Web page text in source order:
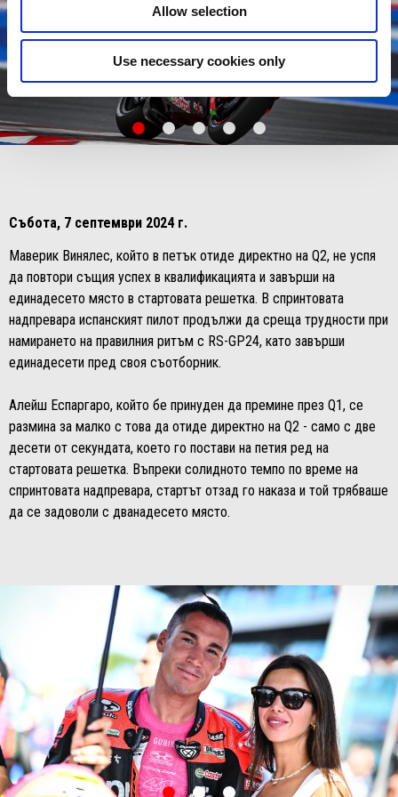
Allow selection
Use necessary cookies only
item
item
1
item
2
item
3
Item
Item
Събота, 7 септември 2024 г.
Маверик Винялес, който в петък отиде директно на Q2, не успя
да повтори същия успех в квалификацията и завърши на
единадесето място в стартовата решетка. В спринтовата
надпревара испанският пилот продължи да среща трудности при
намирането на правилния ритъм с RS-GP24, като завърши
единадесети пред своя съотборник.
Алейш Еспаргаро, който бе принуден да премине през Q1, се
размина за малко с това да отиде директно на Q2 - само с две
десети от секундата, което го постави на петия ред на
стартовата решетка. Въпреки солидното темпо по време на
спринтовата надпревара, стартът отзад го наказа и той трябваше
да се задоволи с дванадесето място.
item
0
item
1
item